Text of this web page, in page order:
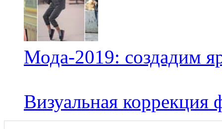
Мода-2019: создадим
Визуальная